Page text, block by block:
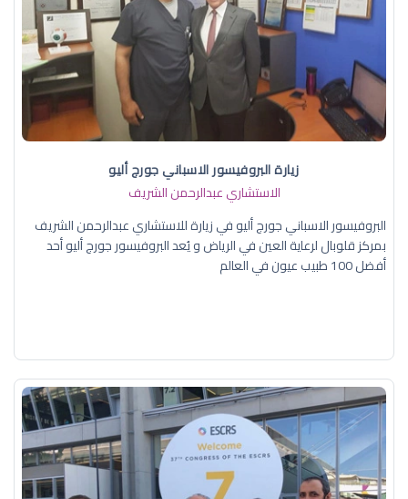
زيارة البروفيسور الاسباني جورج أليو
الاستشاري عبدالرحمن الشريف
البروفيسور الاسباني جورج أليو في زيارة للاستشاري عبدالرحمن الشريف
بمركز قلوبال لرعاية العين في الرياض و يُعد البروفيسور جورج أليو أحد
أفضل 100 طبيب عيون في العالم